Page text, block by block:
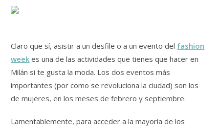
Claro que sí, asistir a un desfile o a un evento del fashion
week es una de las actividades que tienes que hacer en
Milán si te gusta la moda. Los dos eventos más
importantes (por como se revoluciona la ciudad) son los
de mujeres, en los meses de febrero y septiembre.
Lamentablemente, para acceder a la mayoría de los